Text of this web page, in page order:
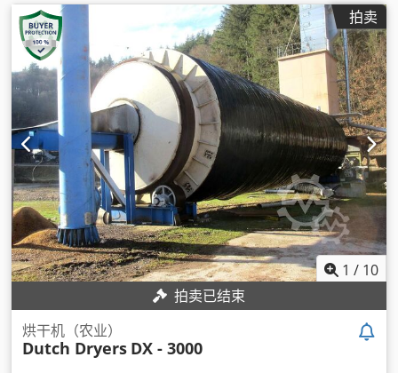
拍卖
1 / 10
拍卖已结束
烘干机（农业）
Dutch Dryers DX - 3000